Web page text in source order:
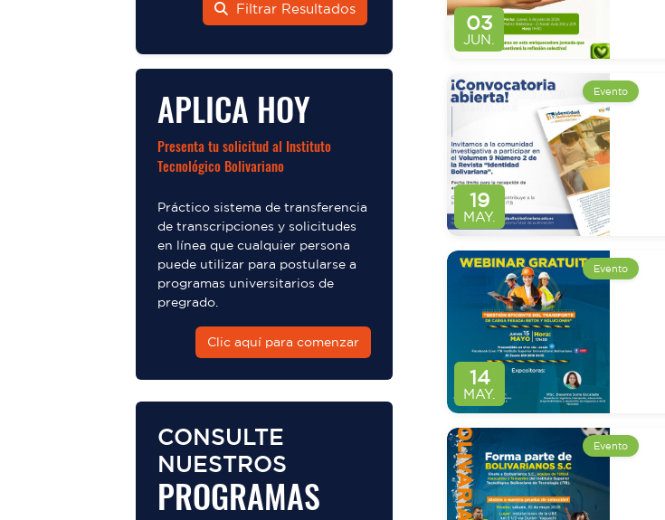
Filtrar Resultados
APLICA HOY
Presenta tu solicitud al Instituto
Tecnológico Bolivariano
Práctico sistema de transferencia
de transcripciones y solicitudes
en línea que cualquier persona
puede utilizar para postularse a
programas universitarios de
pregrado.
Clic aquí para comenzar
CONSULTE
NUESTROS
PROGRAMAS
03
JUN.
19
MAY.
Evento
14
MAY.
Evento
Evento